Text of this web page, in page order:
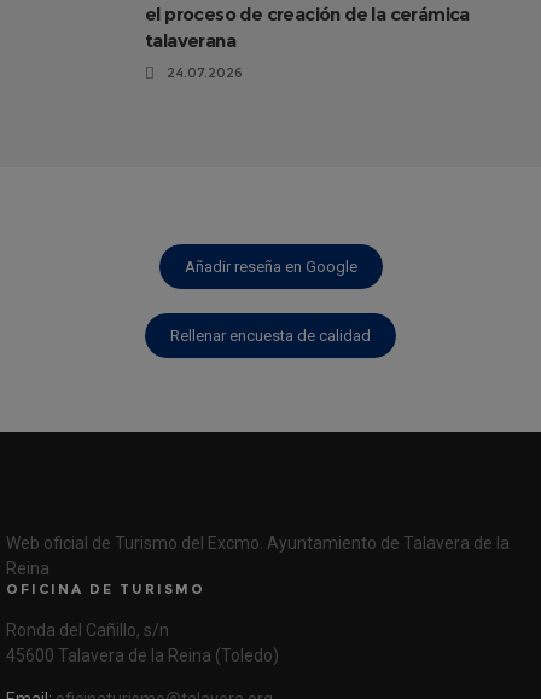
el proceso de creación de la cerámica
talaverana
24.07.2026
Añadir reseña en Google
Rellenar encuesta de calidad
Web oficial de Turismo del Excmo. Ayuntamiento de Talavera de la
Reina
OFICINA DE TURISMO
Ronda del Cañillo, s/n
45600 Talavera de la Reina (Toledo)